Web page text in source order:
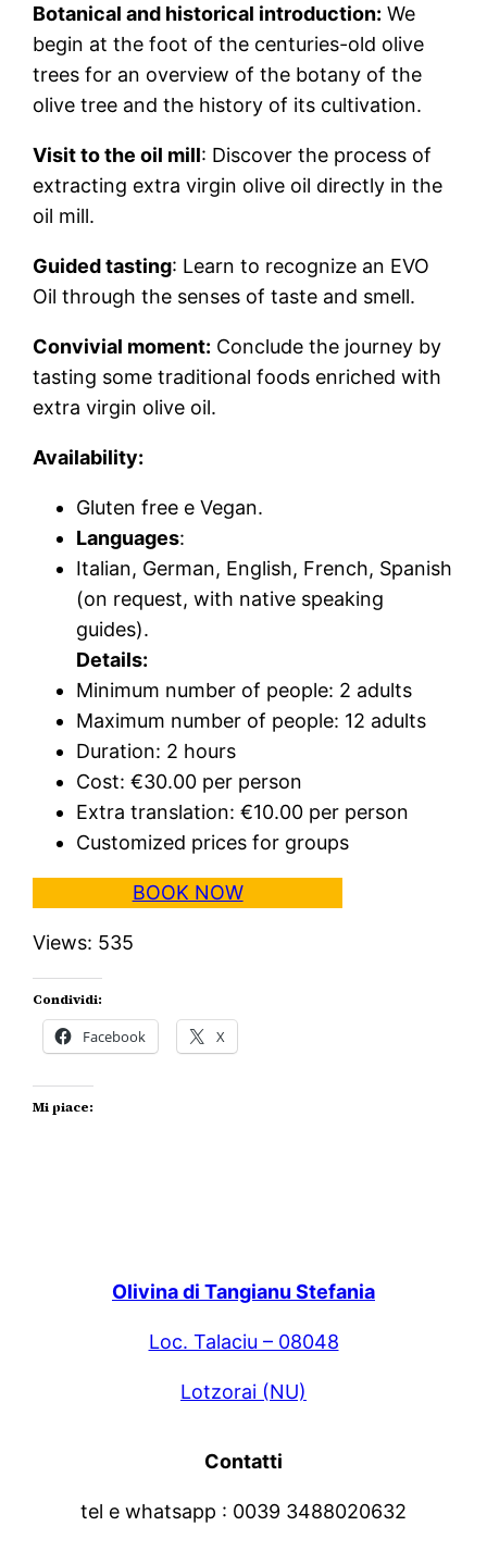
Botanical and historical introduction: We
begin at the foot of the centuries-old olive
trees for an overview of the botany of the
olive tree and the history of its cultivation.
Visit to the oil mill: Discover the process of
extracting extra virgin olive oil directly in the
oil mill.
Guided tasting: Learn to recognize an EVO
Oil through the senses of taste and smell.
Convivial moment: Conclude the journey by
tasting some traditional foods enriched with
extra virgin olive oil.
Availability:
Gluten free e Vegan.
Languages:
Italian, German, English, French, Spanish
(on request, with native speaking
guides).
Details:
Minimum number of people: 2 adults
Maximum number of people: 12 adults
Duration: 2 hours
Cost: €30.00 per person
Extra translation: €10.00 per person
Customized prices for groups
BOOK NOW
Views: 535
Condividi:
Facebook X
Mi piace:
Olivina di Tangianu Stefania
Loc. Talaciu – 08048
Lotzorai (NU)
Contatti
tel e whatsapp : 0039 3488020632